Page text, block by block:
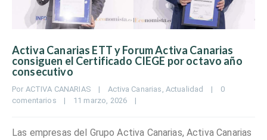
Activa Canarias ETT y Forum Activa Canarias
consiguen el Certificado CIEGE por octavo año
consecutivo
Por ACTIVA CANARIAS | Activa Canarias Actualidad |
0
comentarios
| 11 marzo, 2026 |
Las empresas del Grupo Activa Canarias, Activa Canarias